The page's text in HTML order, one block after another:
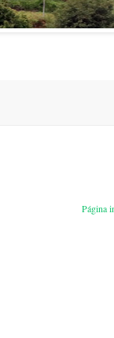
Página